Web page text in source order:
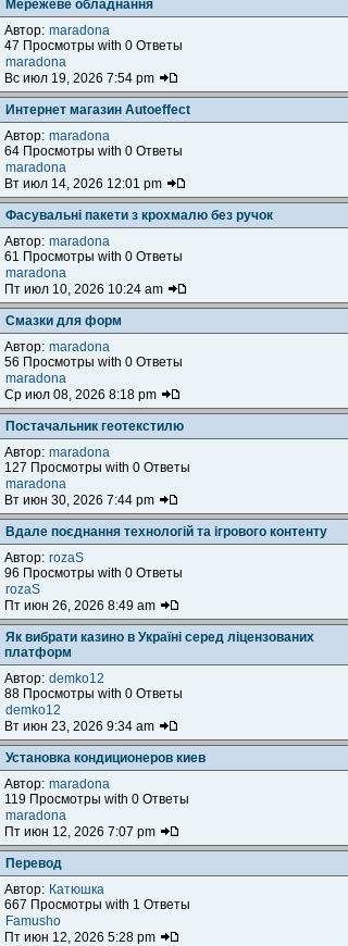
Мережеве обладнання
Автор: maradona
47 Просмотры with 0 Ответы
maradona
Вс июл 19, 2026 7:54 pm
Интернет магазин Autoeffect
Автор: maradona
64 Просмотры with 0 Ответы
maradona
Вт июл 14, 2026 12:01 pm
Фасувальні пакети з крохмалю без ручок
Автор: maradona
61 Просмотры with 0 Ответы
maradona
Пт июл 10, 2026 10:24 am
Смазки для форм
Автор: maradona
56 Просмотры with 0 Ответы
maradona
Ср июл 08, 2026 8:18 pm
Постачальник геотекстилю
Автор: maradona
127 Просмотры with 0 Ответы
maradona
Вт июн 30, 2026 7:44 pm
Вдале поєднання технологій та ігрового контенту
Автор: rozaS
96 Просмотры with 0 Ответы
rozaS
Пт июн 26, 2026 8:49 am
Як вибрати казино в Україні серед ліцензованих
платформ
Автор: demko12
88 Просмотры with 0 Ответы
demko12
Вт июн 23, 2026 9:34 am
Установка кондиционеров киев
Автор: maradona
119 Просмотры with 0 Ответы
maradona
Пт июн 12, 2026 7:07 pm
Перевод
Автор: Катюшка
667 Просмотры with 1 Ответы
Famusho
Пт июн 12, 2026 5:28 pm